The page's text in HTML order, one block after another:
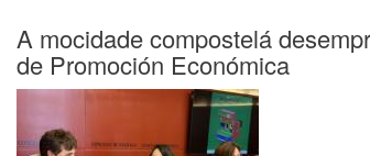
formación
específica:
Comunidades
Enerxéticas
A mocidade compostelá
de Promoción Económica